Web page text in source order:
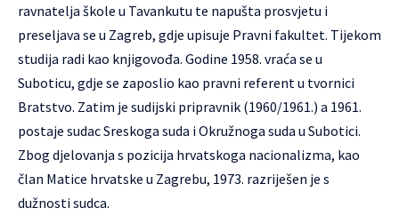
ravnatelja škole u Tavankutu te napušta prosvjetu i
preseljava se u Zagreb, gdje upisuje Pravni fakultet. Tijekom
studija radi kao knjigovođa. Godine 1958. vraća se u
Suboticu, gdje se zaposlio kao pravni referent u tvornici
Bratstvo. Zatim je sudijski pripravnik (1960/1961.) a 1961.
postaje sudac Sreskoga suda i Okružnoga suda u Subotici.
Zbog djelovanja s pozicija hrvatskoga nacionalizma, kao
član Matice hrvatske u Zagrebu, 1973. razriješen je s
dužnosti sudca.